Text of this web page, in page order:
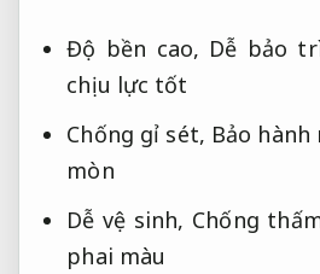
Độ bền cao, Dễ bảo
chịu lực tốt
Chống gỉ sét, Bảo hành
mòn
Dễ vệ sinh, Chống
phai màu